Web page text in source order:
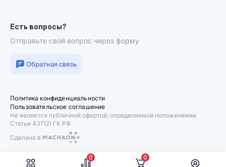
Есть вопросы?
Отправьте свой вопрос через форму
Обратная связь
Политика конфиденциальности
Пользовательское соглашение
Не является публичной офертой, определяемой положениями
Статьи 437(2) ГК РФ
Сделано в
Machaon
0
0